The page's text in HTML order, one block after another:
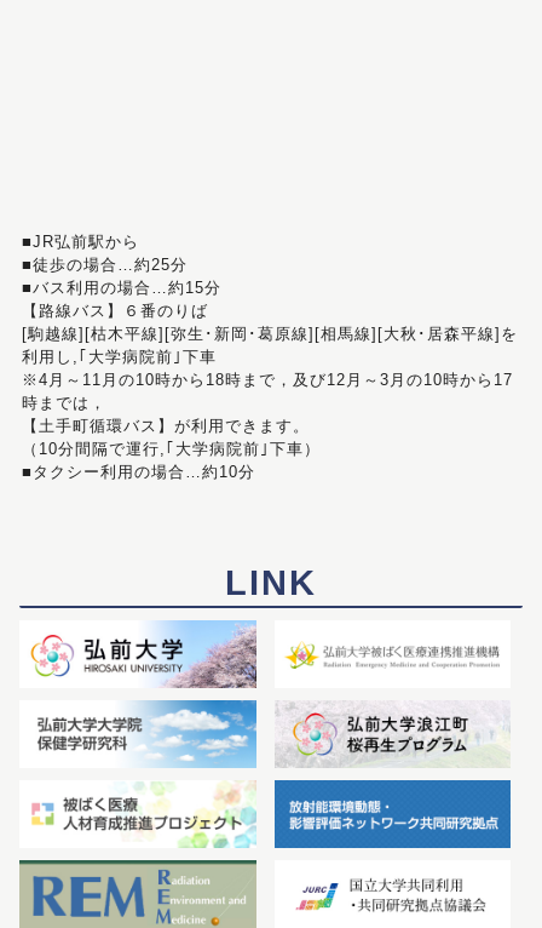
■JR弘前駅から
■徒歩の場合…約25分
■バス利用の場合…約15分
【路線バス】６番のりば
[駒越線][枯木平線][弥生･新岡･葛原線][相馬線][大秋･居森平線]を
利用し,｢大学病院前｣下車
※4月～11月の10時から18時まで，及び12月～3月の10時から17
時までは，
【土手町循環バス】が利用できます。
（10分間隔で運行,｢大学病院前｣下車）
■タクシー利用の場合…約10分
LINK